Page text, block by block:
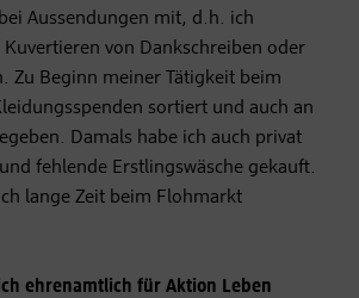
Aussendungen mit, d.h. ich
von Dankschreiben oder
Zu Beginn meiner Tätigkeit beim
sortiert und auch an
Damals habe ich auch privat
fehlende Erstlingswäsche gekauft.
lange Zeit beim Flohmarkt
ehrenamtlich für Aktion Leben